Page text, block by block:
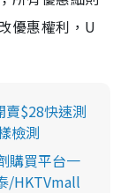
優惠權利，U
賣$28快速測
檢測
購買平台一
/HKTVmall